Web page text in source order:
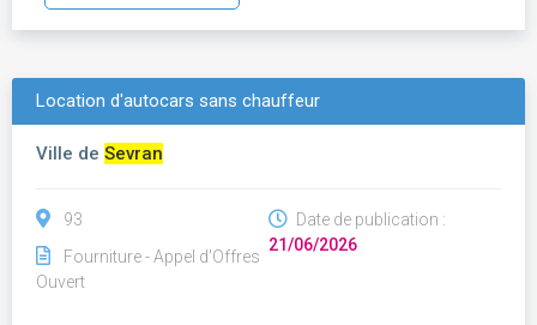
Location d'autocars sans chauffeur
Ville de Sevran
93
Fourniture - Appel d'Offres
Ouvert
Date de publication :
21/06/2026